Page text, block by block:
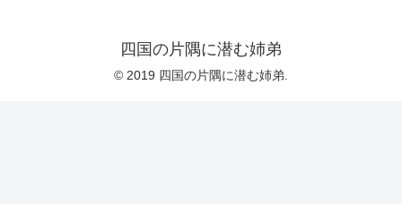
四国の片隅に潜む姉弟
© 2019 四国の片隅に潜む姉弟.